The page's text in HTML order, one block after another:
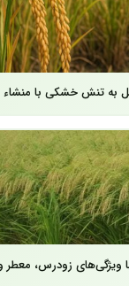
به تنش خشکی با
ویژگی‌های زودرس، معطر و